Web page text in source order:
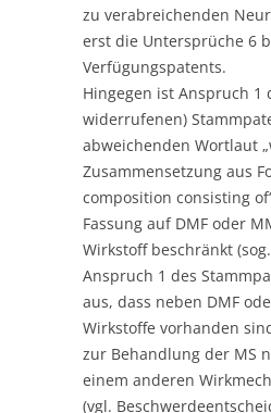
zu verabreichenden
erst die Untersprüche 6
Verfügungspatents.
Hingegen ist Anspruch 1
widerrufenen)
abweichenden Wortlaut
Zusammensetzung aus
composition consisting
Fassung auf DMF oder
Wirkstoff beschränkt
Anspruch 1 des
aus, dass neben DMF
Wirkstoffe vorhanden
zur Behandlung der MS
einem anderen
(vgl.